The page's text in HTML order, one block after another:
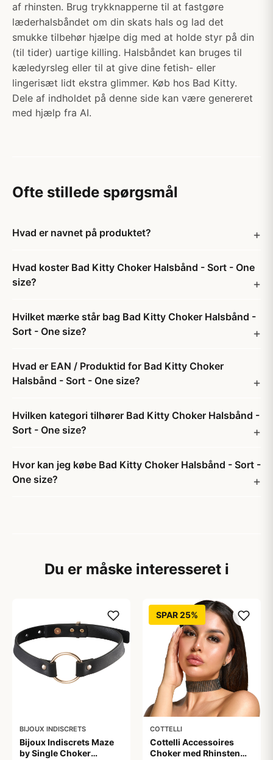
af rhinsten. Brug trykknapperne til at fastgøre
læderhalsbåndet om din skats hals og lad det
smukke tilbehør hjælpe dig med at holde styr på din
(til tider) uartige killing. Halsbåndet kan bruges til
kæledyrsleg eller til at give dine fetish- eller
lingerisæt lidt ekstra glimmer. Køb hos Bad Kitty.
Dele af indholdet på denne side kan være genereret
med hjælp fra AI.
Ofte stillede spørgsmål
Hvad er navnet på produktet?
Hvad koster Bad Kitty Choker Halsbånd - Sort - One
size?
Hvilket mærke står bag Bad Kitty Choker Halsbånd -
Sort - One size?
Hvad er EAN / Produktid for Bad Kitty Choker
Halsbånd - Sort - One size?
Hvilken kategori tilhører Bad Kitty Choker Halsbånd -
Sort - One size?
Hvor kan jeg købe Bad Kitty Choker Halsbånd - Sort -
One size?
Du er måske interesseret i
BIJOUX INDISCRETS
Bijoux Indiscrets Maze
by Single Choker
SPAR 25%
COTTELLI
Cottelli Accessoires
Choker med Rhinsten